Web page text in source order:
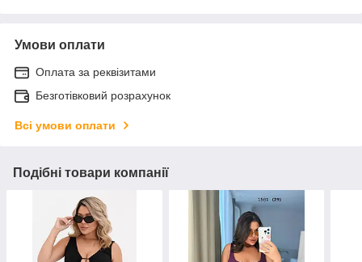
Умови оплати
Оплата за реквізитами
Безготівковий розрахунок
Всі умови оплати
Подібні товари компанії